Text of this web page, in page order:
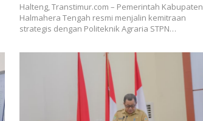
Halteng, Transtimur.com – Pemerintah Kabupaten
Halmahera Tengah resmi menjalin kemitraan
strategis dengan Politeknik Agraria STPN…